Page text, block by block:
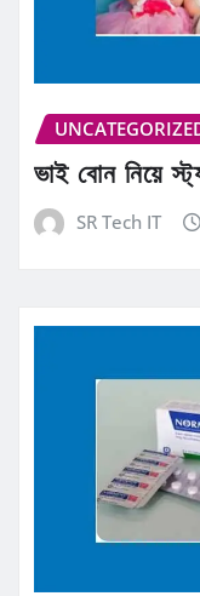
ভাই বোন নিয়ে
SR Tech IT